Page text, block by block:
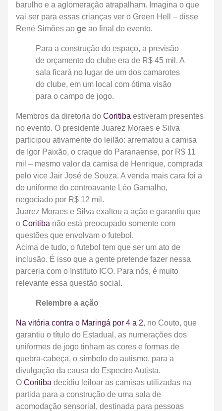
barulho e a aglomeração atrapalham. Imagina o que
vai ser para essas crianças ver o Green Hell – disse
René Simões ao ge ao final do evento.
Para a construção do espaço, a previsão
de orçamento do clube era de R$ 45 mil. A
sala ficará no lugar de um dos camarotes
do clube, em um local com ótima visão
para o campo de jogo.
Membros da diretoria do Coritiba estiveram presentes
no evento. O presidente Juarez Moraes e Silva
participou ativamente do leilão: arrematou a camisa
de Igor Paixão, o craque do Paranaense, por R$ 11
mil – mesmo valor da camisa de Henrique, comprada
pelo vice Jair José de Souza. A venda mais cara foi a
do uniforme do centroavante Léo Gamalho,
negociado por R$ 12 mil.
Juarez Moraes e Silva exaltou a ação e garantiu que
o Coritiba não está preocupado somente com
questões que envolvam o futebol.
Acima de tudo, o futebol tem que ser um ato de
inclusão. É isso que a gente pretende fazer nessa
parceria com o Instituto ICO. Para nós, é muito
relevante essa questão social.
Relembre a ação
Na vitória contra o Maringá por 4 a 2, no Couto, que
garantiu o título do Estadual, as numerações dos
uniformes de jogo tinham as cores e formas de
quebra-cabeça, o símbolo do autismo, para a
divulgação da causa do Espectro Autista.
O Coritiba decidiu leiloar as camisas utilizadas na
partida para a construção de uma sala de
acomodação sensorial, destinada para pessoas